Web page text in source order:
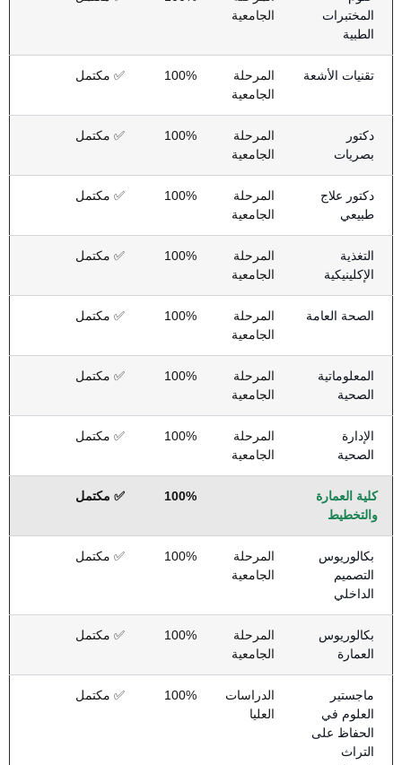
المختبرات
الطبية
الجامعية
تقنيات الأشعة
المرحلة
الجامعية
100% ✅ مكتمل
دكتور
بصريات
المرحلة
الجامعية
100% ✅ مكتمل
دكتور علاج
طبيعي
المرحلة
الجامعية
100% ✅ مكتمل
التغذية
الإكلينيكية
المرحلة
الجامعية
100% ✅ مكتمل
الصحة العامة
المرحلة
الجامعية
100% ✅ مكتمل
المعلوماتية
الصحية
المرحلة
الجامعية
100% ✅ مكتمل
الإدارة
الصحية
المرحلة
الجامعية
100% ✅ مكتمل
كلية العمارة
والتخطيط
100% ✅ مكتمل
بكالوريوس
التصميم
الداخلي
المرحلة
الجامعية
100% ✅ مكتمل
بكالوريوس
العمارة
المرحلة
الجامعية
100% ✅ مكتمل
ماجستير
العلوم في
الحفاظ على
التراث
الدراسات
العليا
100% ✅ مكتمل